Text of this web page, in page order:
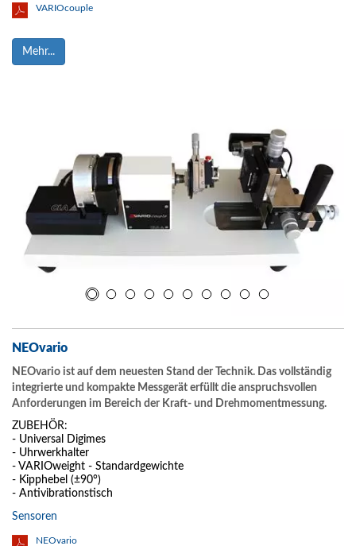
VARIOcouple
Mehr...
NEOvario
NEOvario ist auf dem neuesten Stand der Technik. Das vollständig
integrierte und kompakte Messgerät erfüllt die anspruchsvollen
Anforderungen im Bereich der Kraft- und Drehmomentmessung.
ZUBEHÖR:
- Universal Digimes
- Uhrwerkhalter
- VARIOweight - Standardgewichte
- Kipphebel (±90°)
- Antivibrationstisch
Sensoren
NEOvario